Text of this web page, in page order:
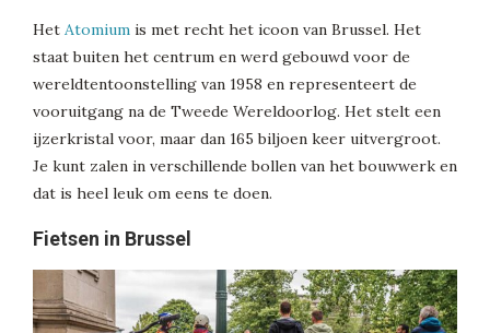
Het Atomium is met recht het icoon van Brussel. Het
staat buiten het centrum en werd gebouwd voor de
wereldtentoonstelling van 1958 en representeert de
vooruitgang na de Tweede Wereldoorlog. Het stelt een
ijzerkristal voor, maar dan 165 biljoen keer uitvergroot.
Je kunt zalen in verschillende bollen van het bouwwerk en
dat is heel leuk om eens te doen.
Fietsen in Brussel